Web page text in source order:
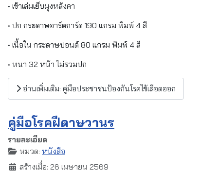
• เข้าเล่มเย็บมุงหลังคา
• ปก กระดาษอาร์ตการ์ด 190 แกรม พิมพ์ 4 สี
• เนื้อใน กระดาษปอนด์ 80 แกรม พิมพ์ 4 สี
• หนา 32 หน้า ไม่รวมปก
อ่านเพิ่มเติม: คู่มือประชาชนป้องกันโรคไข้เลือดออก
คู่มือโรคฝีดาษวานร
รายละเอียด
หมวด: หนังสือ
สร้างเมื่อ: 26 เมษายน 2569